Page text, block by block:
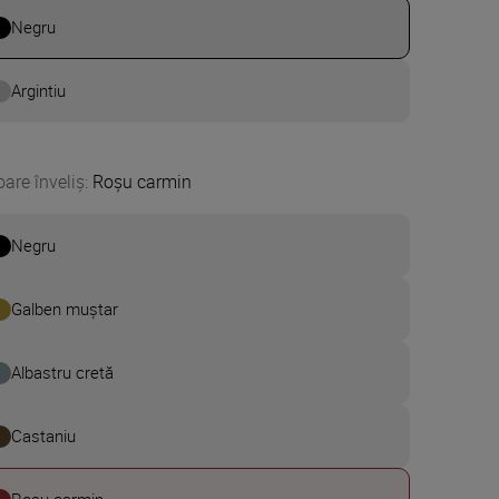
Negru
Argintiu
înveliș: Roșu carmin
Negru
Galben muștar
Albastru cretă
Castaniu